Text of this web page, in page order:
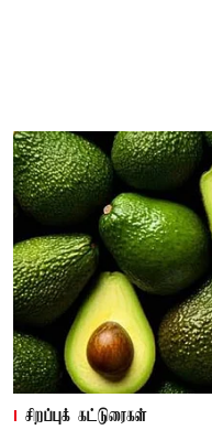
சிறப்புக் கட்டுரைகள்